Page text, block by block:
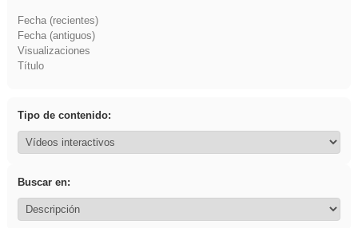
Fecha (recientes)
Fecha (antiguos)
Visualizaciones
Título
Tipo de contenido:
Buscar en: